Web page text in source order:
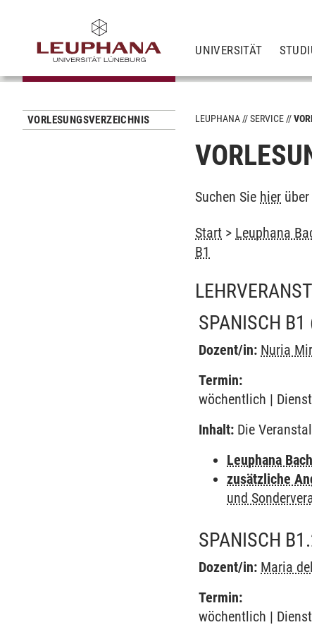
UNIVERSITÄT
VORLESUNGSVERZEICHNIS LEUPHANA SERVICE
Suchen Sie hier
Start > Leuphana
B1
SPANISCH B1
Dozent/in: Nuria
Termin:
wöchentlich |
Inhalt: Die
Leuphana
zusätzliche
und
SPANISCH
Dozent/in: Maria
Termin:
wöchentlich |